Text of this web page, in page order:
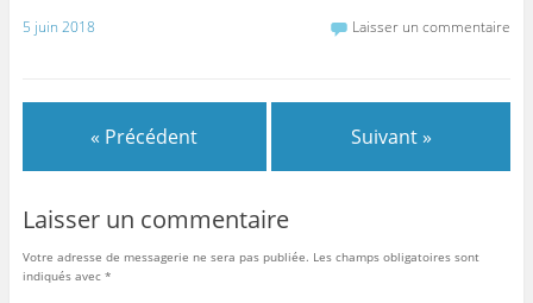
5 juin 2018 Laisser un commentaire
« Précédent Suivant »
Laisser un commentaire
Votre adresse de messagerie ne sera pas publiée. Les champs obligatoires sont
indiqués avec *